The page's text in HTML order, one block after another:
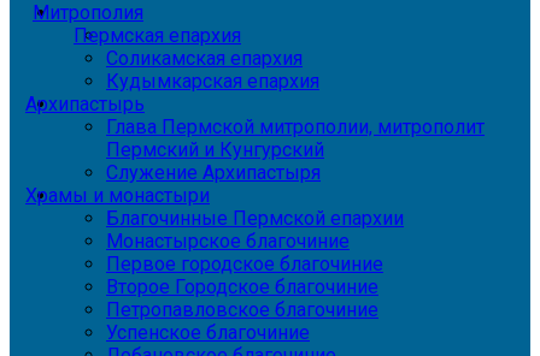
Митрополия
Пермская епархия
Соликамская епархия
Кудымкарская епархия
Архипастырь
Глава Пермской митрополии, митрополит
Пермский и Кунгурский
Служение Архипастыря
Храмы и монастыри
Благочинные Пермской епархии
Монастырское благочиние
Первое городское благочиние
Второе Городское благочиние
Петропавловское благочиние
Успенское благочиние